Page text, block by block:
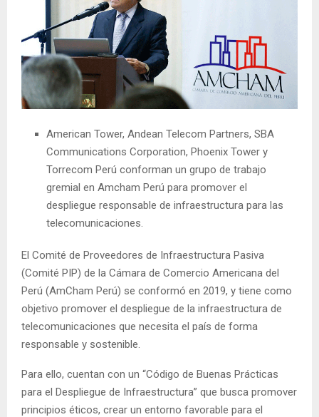
American Tower, Andean Telecom Partners, SBA
Communications Corporation, Phoenix Tower y
Torrecom Perú conforman un grupo de trabajo
gremial en Amcham Perú para promover el
despliegue responsable de infraestructura para las
telecomunicaciones.
El Comité de Proveedores de Infraestructura Pasiva
(Comité PIP) de la Cámara de Comercio Americana del
Perú (AmCham Perú) se conformó en 2019, y tiene como
objetivo promover el despliegue de la infraestructura de
telecomunicaciones que necesita el país de forma
responsable y sostenible.
Para ello, cuentan con un “Código de Buenas Prácticas
para el Despliegue de Infraestructura” que busca promover
principios éticos, crear un entorno favorable para el